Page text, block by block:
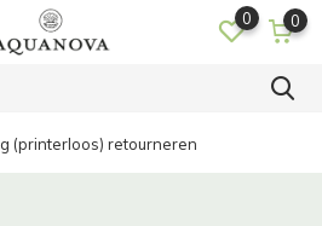
0 0
(printerloos) retourneren